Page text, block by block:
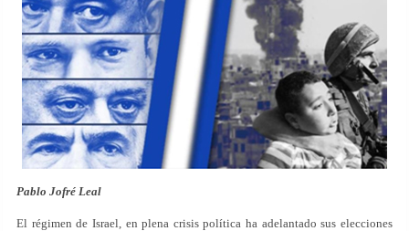
Pablo Jofré Leal
El régimen de Israel, en plena crisis política ha adelantado sus elecciones